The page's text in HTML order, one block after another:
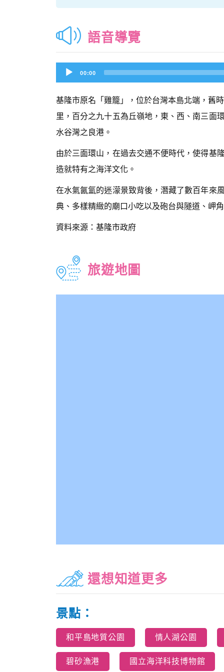
語音導覽
Audio
Player00:00
基隆市原名「雞籠」，位於台灣本島北端，舊
里，百分之九十五為丘嶺地，東、西、南三面
水谷灣之良港。
由於三面環山，在過去交通不便時代，使得基
造就特有之海洋文化。
在水氣氤氳的迷濛景致背後，潛藏了數百年來
典、多樣精緻的廟口小吃以及砲台與隧道、岬
資料來源：基隆市政府
旅遊地圖
還想知道更多
景點：
和平島地質公園 情人湖公園
碧砂漁港 國立海洋科技博物館